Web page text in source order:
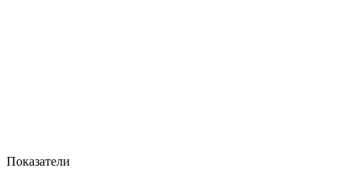
Показатели